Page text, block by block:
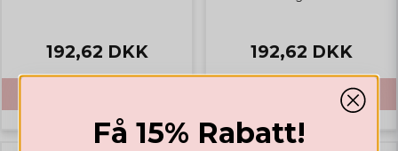
192,62 DKK 192,62 DKK
Få 15% Rabatt!